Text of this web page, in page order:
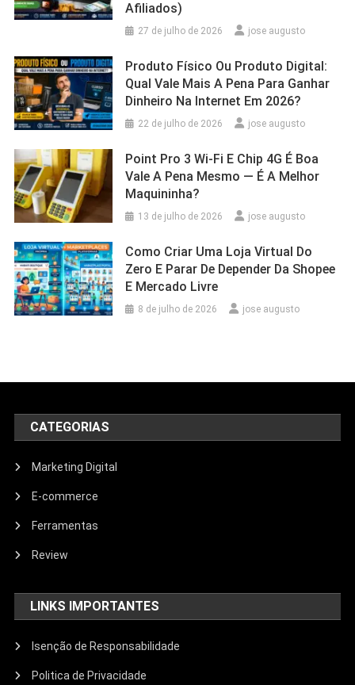
Afiliados)
27 de julho de 2026 jose augusto
Produto Físico Ou Produto Digital:
Qual Vale Mais A Pena Para Ganhar
Dinheiro Na Internet Em 2026?
22 de julho de 2026 jose augusto
Point Pro 3 Wi‑Fi E Chip 4G É Boa
Vale A Pena Mesmo — É A Melhor
Maquininha?
13 de julho de 2026 jose augusto
Como Criar Uma Loja Virtual Do
Zero E Parar De Depender Da Shopee
E Mercado Livre
8 de julho de 2026 jose augusto
CATEGORIAS
Marketing Digital
E-commerce
Ferramentas
Review
LINKS IMPORTANTES
Isenção de Responsabilidade
Politica de Privacidade